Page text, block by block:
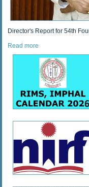
Director's Report for 54th
Read more